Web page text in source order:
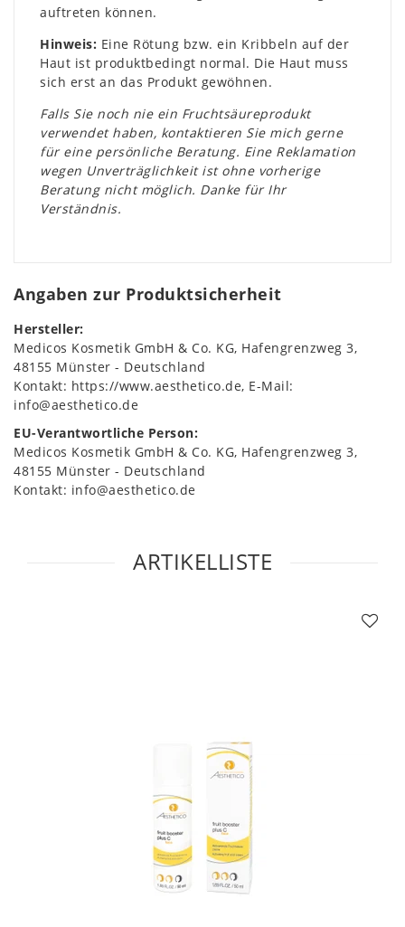
auftreten können.
Hinweis: Eine Rötung bzw. ein Kribbeln auf der
Haut ist produktbedingt normal. Die Haut muss
sich erst an das Produkt gewöhnen.
Falls Sie noch nie ein Fruchtsäureprodukt
verwendet haben, kontaktieren Sie mich gerne
für eine persönliche Beratung. Eine Reklamation
wegen Unverträglichkeit ist ohne vorherige
Beratung nicht möglich. Danke für Ihr
Verständnis.
Angaben zur Produktsicherheit
Hersteller:
Medicos Kosmetik GmbH & Co. KG Hafengrenzweg 3
48155 Münster
Deutschland
Kontakt: https://www.aesthetico.de E-Mail:
info@aesthetico.de
EU-Verantwortliche Person:
Medicos Kosmetik GmbH & Co. KG Hafengrenzweg 3
48155 Münster
Deutschland
Kontakt: info@aesthetico.de
ARTIKELLISTE